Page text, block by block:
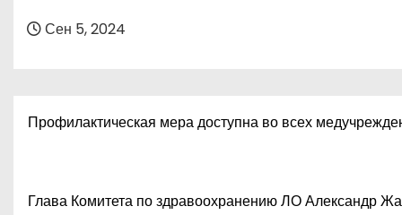
Сен 5, 2024
Профилактическая мера доступна во всех
Глава Комитета по здравоохранению ЛО Александр